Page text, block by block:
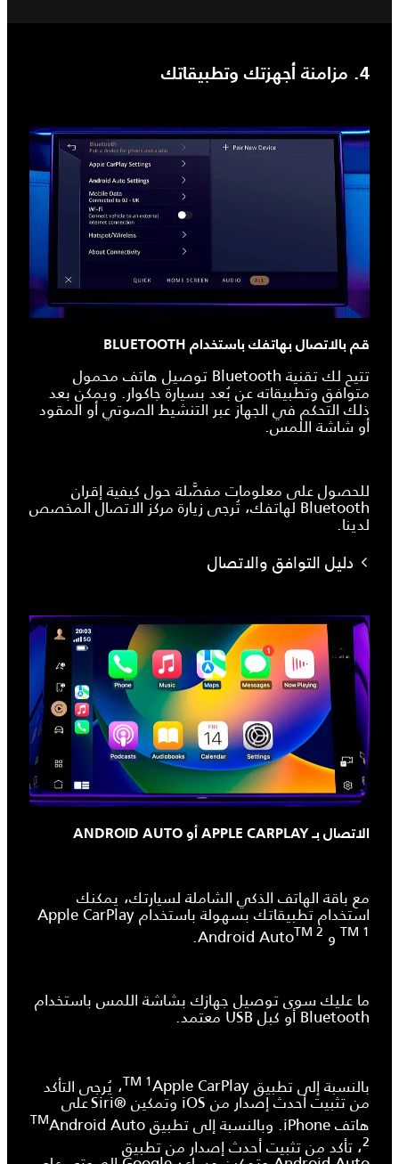
4. مزامنة أجهزتك وتطبيقاتك
قم بالاتصال بهاتفك باستخدام BLUETOOTH
تتيح لك تقنية Bluetooth توصيل هاتف محمول
متوافق وتطبيقاته عن بُعد بسيارة جاكوار. ويمكن بعد
ذلك التحكم في الجهاز عبر التنشيط الصوتي أو المقود
أو شاشة اللمس.
للحصول على معلومات مفصَّلة حول كيفية إقران
Bluetooth لهاتفك، تُرجى زيارة مركز الاتصال المخصص
لدينا.
دليل التوافق والاتصال
الاتصال بـ APPLE CARPLAY أو ANDROID AUTO
مع باقة الهاتف الذكي الشاملة لسيارتك، يمكنك
استخدام تطبيقاتك بسهولة باستخدام Apple CarPlay
TM 1 و Android Auto TM 2
.
ما عليك سوى توصيل جهازك بشاشة اللمس باستخدام
Bluetooth أو كبل USB معتمد.
بالنسبة إلى تطبيق Apple CarPlay
TM 1، يُرجى التأكد
من تثبيت أحدث إصدار من iOS وتمكين Siri®‎ على
هاتف iPhone. وبالنسبة إلى تطبيق
Android Auto
TM
2، تأكد من تثبيت أحدث إصدار من تطبيق